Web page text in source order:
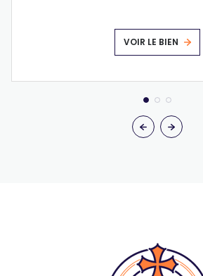
VOIR LE BIEN